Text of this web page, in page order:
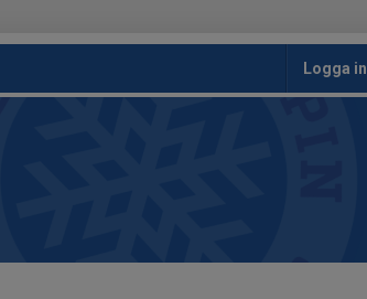
Logga in